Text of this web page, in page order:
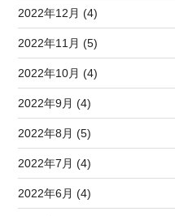
2022年12月 (4)
2022年11月 (5)
2022年10月 (4)
2022年9月 (4)
2022年8月 (5)
2022年7月 (4)
2022年6月 (4)